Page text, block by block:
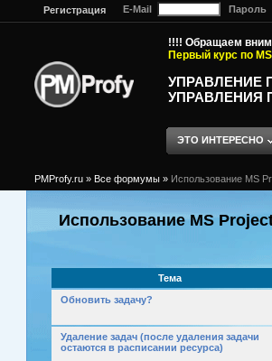
Регистрация E-Mail Пароль
!!!! Обращаем
Первый курс по
УПРАВЛЕНИЕ
УПРАВЛЕНИЯ
ЭТО ИНТЕРЕСНО
PMProfy.ru » Все формумы » Использование MS
Использование MS
Тема
Обновить задачу?
Удаление задач (после удаления задачи
остаются в расписании ресурса)